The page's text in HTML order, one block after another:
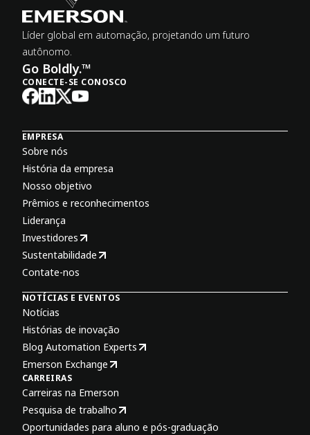
Líder global em automação, projetando um futuro
autônomo.
Go Boldly.™
CONECTE-SE CONOSCO
EMPRESA
Sobre nós
História da empresa
Nosso objetivo
Prêmios e reconhecimentos
Liderança
Investidores
Sustentabilidade
Contate-nos
NOTÍCIAS E EVENTOS
Notícias
Histórias de inovação
Blog Automation Experts
Emerson Exchange
CARREIRAS
Carreiras na Emerson
Pesquisa de trabalho
Oportunidades para aluno e pós-graduação